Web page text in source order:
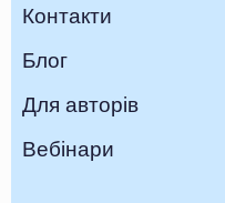
Контакти
Блог
Для авторів
Вебінари